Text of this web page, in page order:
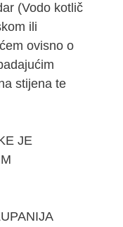
(Vodo kotlič
ili
ovisno o
stijena te
JE